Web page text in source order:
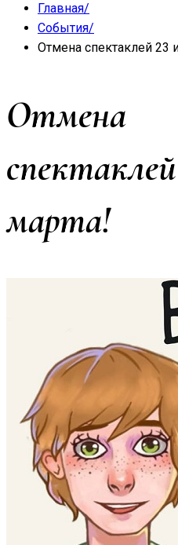
Главная/
События/
Отмена спектаклей 23
Отмена
марта!